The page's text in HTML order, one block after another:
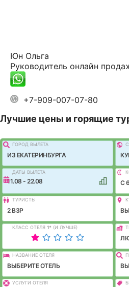
Юн Ольга
Руководитель онлайн
+7-909-007-07-80
Лучшие цены и горящие
ГОРОД ВЫЛEТА
ИЗ ЕКАТЕРИНБУРГА
ДАТЫ ВЫЛЕТА
11.08 - 22.08 C
ТУРИСТЫ
2 ВЗР
КЛАСС ОТЕЛЯ 1* (И ЛУЧШЕ)
НАЗВАНИЕ ОТЕЛЯ
ВЫБЕРИТЕ ОТЕЛЬ
УСЛУГИ ОТЕЛЯ